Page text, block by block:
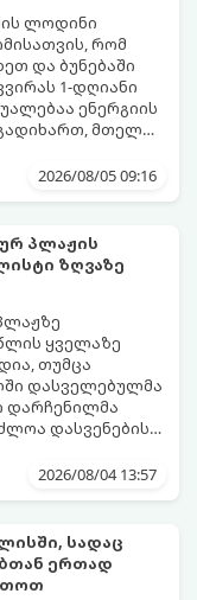
ლოდინი
რომ
და ბუნებაში
1-დღიანი
ენერგიის
მთელ
გძინავთ.
2026/08/05 09:16
პლაჟის
ზღვაზე
ყველაზე
თუმცა
დასველებულმა
დარჩენილმა
დასვენების
და არაფერი
2026/08/04 13:57
სადაც
ერთად